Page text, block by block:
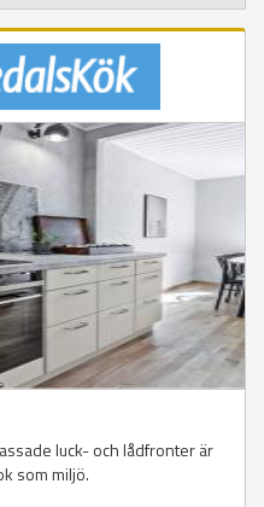
luck- och lådfronter är
som miljö.